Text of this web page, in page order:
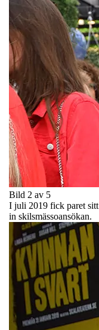
Bild 2 av 5
I juli 2019 fick paret
in skilsmässoansökan.